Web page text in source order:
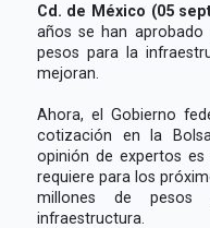
Cd. de México (05
años se han
pesos para la
mejoran.
Ahora, el Gobierno
cotización en la
opinión de expertos
requiere para los
millones de
infraestructura.